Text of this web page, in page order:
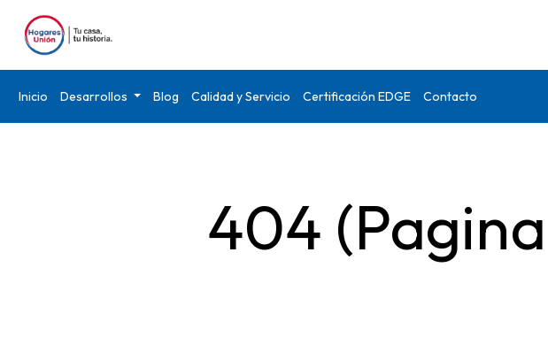
Inicio Desarrollos Blog Calidad y Servicio Certificación EDGE Contacto
404